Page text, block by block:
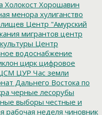
Холокост Хорошавин
менора хулиганство
Центр "Амурский
мигрантов центр
Центр
водоснабжение
цирк цифровое
ЦУР Час земли
Дальнего Востока по
черные лесорубы
выборы честные и
рабочая неделя чиновник